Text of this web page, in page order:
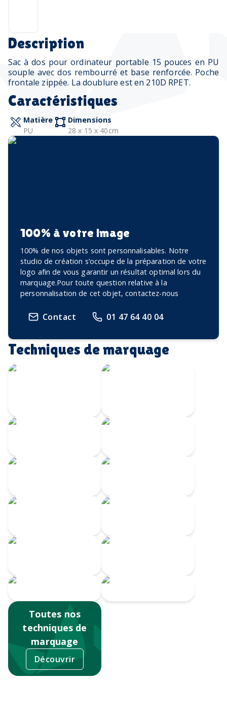
Description
Sac à dos pour ordinateur portable 15 pouces en PU
souple avec dos rembourré et base renforcée. Poche
frontale zippée. La doublure est en 210D RPET.
Caractéristiques
Matière
PU
Dimensions
28 x 15 x 40cm
100% à votre image
100% de nos objets sont personnalisables. Notre
studio de création s’occupe de la préparation de votre
logo afin de vous garantir un résultat optimal lors du
marquage.Pour toute question relative à la
personnalisation de cet objet, contactez-nous
Contact 01 47 64 40 04
Techniques de marquage
Toutes nos
techniques de
marquage
Découvrir